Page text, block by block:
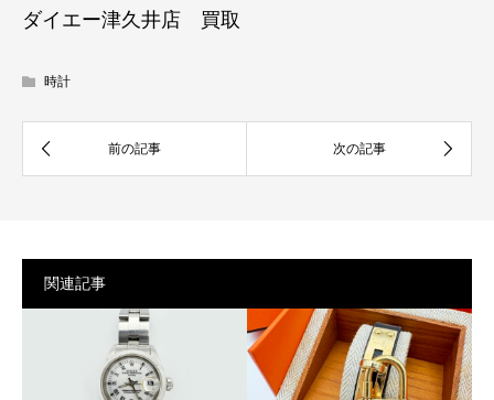
ダイエー津久井店 買取
時計
関連記事